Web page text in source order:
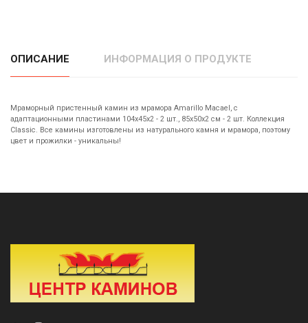
ОПИСАНИЕ ИНФОРМАЦИЯ О ПРОДУКТЕ
Мраморный пристенный камин из мрамора Amarillo Macael, с
адаптационными пластинами 104х45х2 - 2 шт., 85x50x2 см - 2 шт. Коллекция
Classic. Все камины изготовлены из натурального камня и мрамора, поэтому
цвет и прожилки - уникальны!